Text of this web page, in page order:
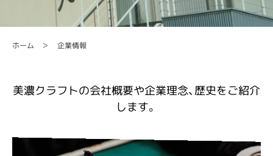
ホーム 企業情報
美濃クラフトの会社概要や企業理念、歴史をご紹介
します。